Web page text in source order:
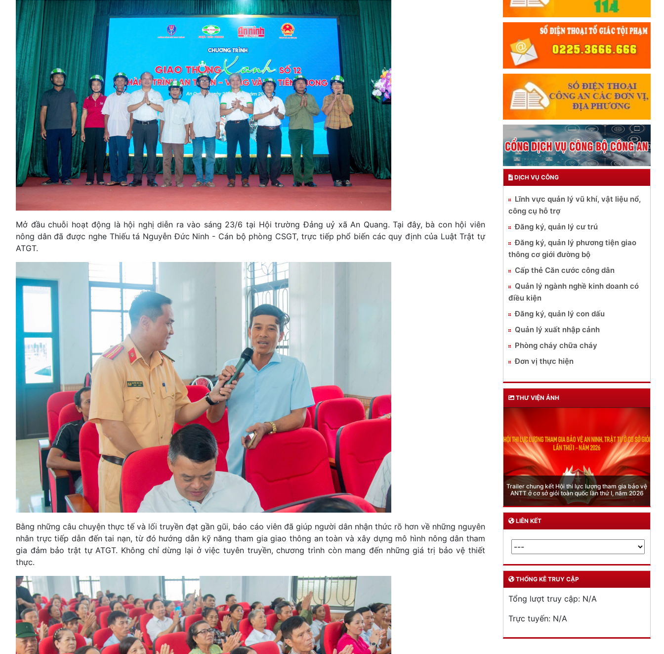
Mở đầu chuỗi hoạt động là hội nghị diễn ra vào sáng 23/6 tại Hội trường Đảng uỷ xã An Quang. Tại đây, bà con hội viên
nông dân đã được nghe Thiếu tá Nguyễn Đức Ninh - Cán bộ phòng CSGT, trực tiếp phổ biến các quy định của Luật Trật tự
ATGT.
Bằng những câu chuyện thực tế và lối truyền đạt gần gũi, báo cáo viên đã giúp người dân nhận thức rõ hơn về những nguyên
nhân trực tiếp dẫn đến tai nạn, từ đó hướng dẫn kỹ năng tham gia giao thông an toàn và xây dựng mô hình nông dân tham
gia đảm bảo trật tự ATGT. Không chỉ dừng lại ở việc tuyên truyền, chương trình còn mang đến những giá trị bảo vệ thiết
thực.
Trích thư Chủ tịch Hồ Chí Minh
gửi Công an Khu XII,
ngày 11 tháng 3 năm 1948.
DỊCH VỤ CÔNG
Lĩnh vực quản lý vũ khí, vật liệu nổ,
công cụ hỗ trợ
Đăng ký, quản lý cư trú
Đăng ký, quản lý phương tiện giao
thông cơ giới đường bộ
Cấp thẻ Căn cước công dân
Quản lý ngành nghề kinh doanh có
điều kiện
Đăng ký, quản lý con dấu
Quản lý xuất nhập cảnh
Phòng cháy chữa cháy
Đơn vị thực hiện
THƯ VIỆN ẢNH
Phòng Quản lý xuất nhập cảnh: Hướng dẫn những
quy định mới trong lĩnh vực xuất cảnh, nhập cảnh
của công dân việt nam từ ngày 01/7/2026
LIÊN KẾT
THỐNG KÊ TRUY CẬP
Tổng lượt truy cập: N/A
Trực tuyến: N/A